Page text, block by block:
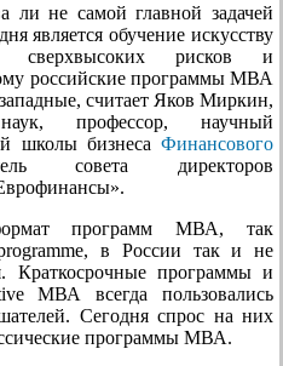
ли не самой главной задачей
является обучение искусству
сверхвысоких рисков и
российские программы МВА
считает Яков Миркин,
профессор, научный
школы бизнеса Финансового
совета директоров
программ МВА, так
в России так и не
Краткосрочные программы и
МВА всегда пользовались
Сегодня спрос на них
программы МВА.